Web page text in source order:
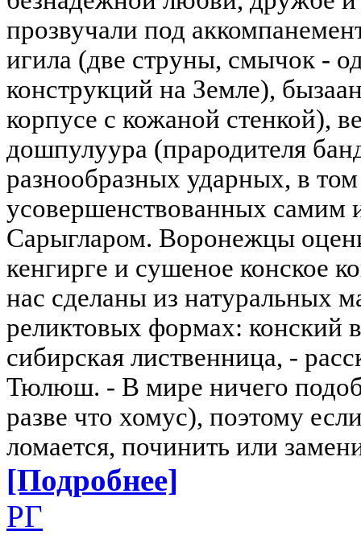
прозвучали под
игила (две струны, смычок -
конструкций на Земле),
корпусе с кожаной стенкой),
дошпулуура (прародителя
разнообразных ударных, в
усовершенствованных самим
Сарыгларом. Воронежцы
кенгирге и сушеное конское
нас сделаны из натуральных
реликтовых формах: конский
сибирская лиственница, -
Тюлюш. - В мире ничего
разве что хомус), поэтому
ломается, починить или
[Подробнее]
РГ